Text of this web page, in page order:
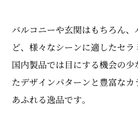
バルコニーや玄関はもちろん
ど、様々なシーンに適したセラ
国内製品では目にする機会の
たデザインパターンと豊富な
あふれる逸品です。